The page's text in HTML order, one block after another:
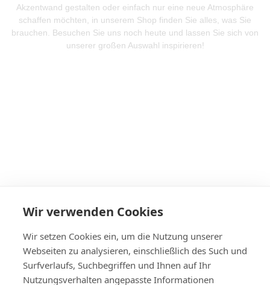
Wir verwenden Cookies
Wir setzen Cookies ein, um die Nutzung unserer
Webseiten zu analysieren, einschließlich des Such und
Surfverlaufs, Suchbegriffen und Ihnen auf Ihr
Nutzungsverhalten angepasste Informationen
Akzentwand gestalten oder einfach nur eine neue Atmosphäre
schaffen möchten, in unserem Shop finden Sie alles, was Sie
brauchen. Besuchen Sie uns noch heute und lassen Sie sich von
unserer großen Auswahl inspirieren!